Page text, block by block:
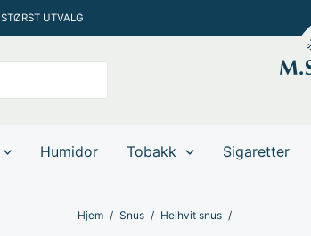
STØRST UTVALG
Humidor Tobakk Sigaretter
Hjem Snus Helhvit snus